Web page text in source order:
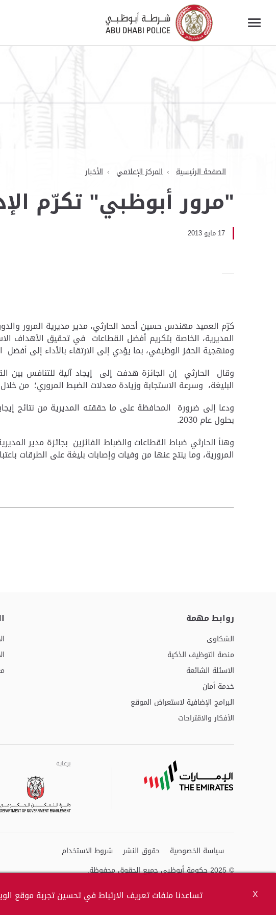
الصفحة الرئيسية المركز الإعلامي الأخبار
"مرور أبوظبي" تكرّم
17 مايو 2013
كرّم العميد مهندس حسين أحمد الحارثي، مدير مديرية المرور
المديرية، الخاصة بتكريم أفضل القطاعات في تحقيق الأهداف
ومنهجية الحفز الوظيفي، بما يؤدي إلى الارتقاء بالأداء إلى أفضل
وقال الحارثي إن الجائزة هدفت إلى إيجاد آلية للتنافس بين
البليغة، وسرعة الاستجابة وزيادة معدلات الضبط المروري؛ من
ودعا إلى ضرورة المحافظة على ما حققته المديرية من نتائج
بحلول عام 2030.
وهنأ الحارثي ضباط القطاعات والضباط الفائزين بجائزة مدير
المرورية، وما ينتج عنها من وفيات وإصابات بليغة على الطرقات
روابط مهمة
الشكاوى
منصة التوظيف الذكية
الاسئلة الشائعة
خدمة أمان
البرامج الإضافية لاستعراض الموقع
الأفكار والاقتراحات
برعاية
برعاية
سياسة الخصوصية حقوق النشر
شروط الاستخدام
© 2025 حكومة أبوظبي جميع الحقوق محفوظة.
X تساعدنا ملفات تعريف الارتباط في تحسين تجربة موقع